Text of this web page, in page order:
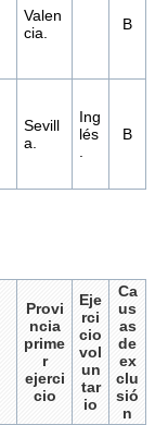
Valen
cia.
B
Sevill
a.
Ing
lés
B
Provi
ncia
prime
r
ejerci
cio
Eje
rci
cio
vol
un
tar
io
Ca
us
as
de
ex
clu
sió
n